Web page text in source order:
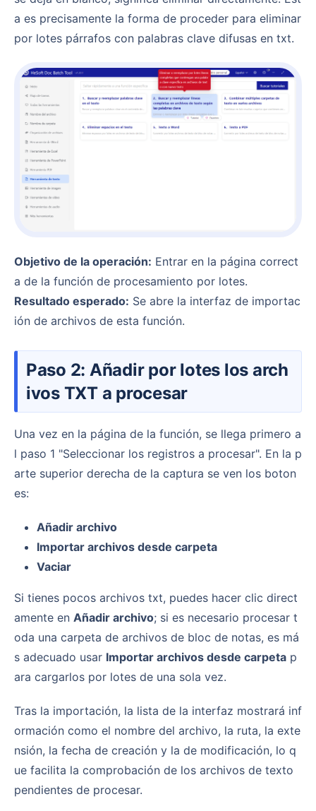
a es precisamente la forma de proceder para eliminar
por lotes párrafos con palabras clave difusas en txt.
Objetivo de la operación: Entrar en la página correct
a de la función de procesamiento por lotes.
Resultado esperado: Se abre la interfaz de importac
ión de archivos de esta función.
Paso 2: Añadir por lotes los arch
ivos TXT a procesar
Una vez en la página de la función, se llega primero a
l paso 1 "Seleccionar los registros a procesar". En la p
arte superior derecha de la captura se ven los boton
es:
Añadir archivo
Importar archivos desde carpeta
Vaciar
Si tienes pocos archivos txt, puedes hacer clic direct
amente en Añadir archivo; si es necesario procesar t
oda una carpeta de archivos de bloc de notas, es má
s adecuado usar Importar archivos desde carpeta p
ara cargarlos por lotes de una sola vez.
Tras la importación, la lista de la interfaz mostrará inf
ormación como el nombre del archivo, la ruta, la exte
nsión, la fecha de creación y la de modificación, lo q
ue facilita la comprobación de los archivos de texto
pendientes de procesar.